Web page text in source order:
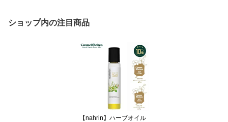
ショップ内の注目商品
【nahrin】ハーブオイル